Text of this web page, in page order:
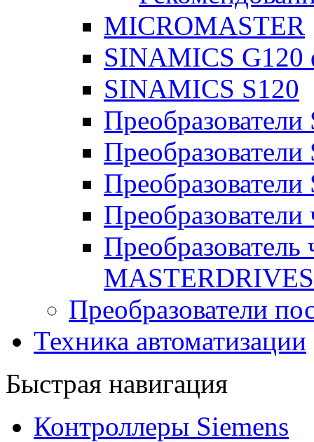
MICROMASTER
SINAMICS G120
SINAMICS S120
MASTERDRIVES
Преобразователи
Техника автоматизации
Быстрая навигация
Контроллеры Siemens